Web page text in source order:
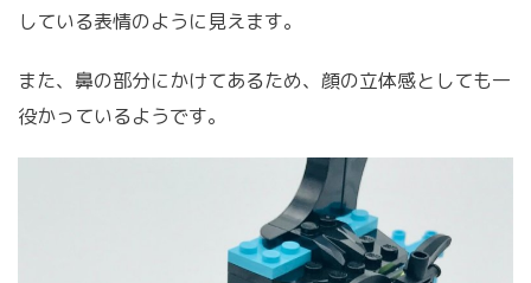
している表情のように見えます。
また、鼻の部分にかけてあるため、顔の立体感としても一
役かっているようです。